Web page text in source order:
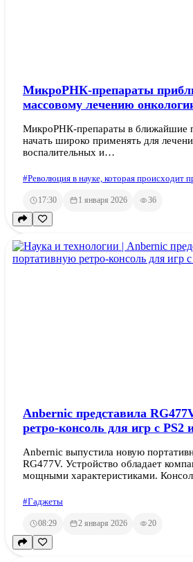
МикроРНК-препараты
массовому лечению
МикроРНК-препараты в ближайшие
начать широко применять для
воспалительных и…
#Революция в науке, которая происходит
17:30 1 января 2026 36
Anbernic представила
ретро-консоль для игр с PS2
Anbernic выпустила новую
RG477V. Устройство обладает
мощными характеристиками.
#Гаджеты
08:29 2 января 2026 20